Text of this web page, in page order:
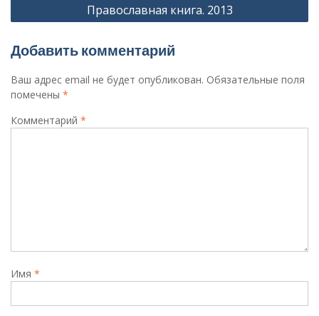
Православная книга. 2013
Добавить комментарий
Ваш адрес email не будет опубликован. Обязательные поля
помечены *
Комментарий *
Имя *